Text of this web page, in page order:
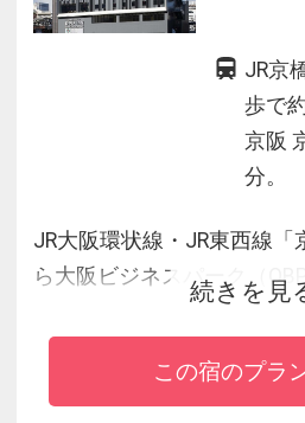
JR京
歩で
京阪
分。
JR大阪環状線・JR東西線
ら大阪ビジネスパーク（
約1分。大阪ビジネスパー
ールへも徒歩圏内、USJに
り換えなし。大浴場（内湯
続きを見
この宿のプラ